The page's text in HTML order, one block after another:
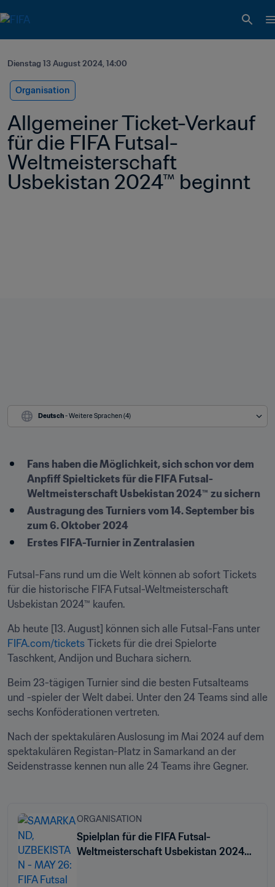
Dienstag 13 August 2024, 14:00
Organisation
Allgemeiner Ticket-Verkauf
für die FIFA Futsal-
Weltmeisterschaft
Usbekistan 2024™ beginnt
Deutsch - Weitere Sprachen (4)
Fans haben die Möglichkeit, sich schon vor dem
Anpfiff Spieltickets für die FIFA Futsal-
Weltmeisterschaft Usbekistan 2024™ zu sichern
Austragung des Turniers vom 14. September bis
zum 6. Oktober 2024
Erstes FIFA-Turnier in Zentralasien
Futsal-Fans rund um die Welt können ab sofort Tickets
für die historische FIFA Futsal-Weltmeisterschaft
Usbekistan 2024™ kaufen.
FIFA.com/tickets Tickets für die drei Spielorte
Taschkent, Andijon und Buchara sichern.
Beim 23-tägigen Turnier sind die besten Futsalteams
und -spieler der Welt dabei. Unter den 24 Teams sind alle
sechs Konföderationen vertreten.
Nach der spektakulären Auslosung im Mai 2024 auf dem
spektakulären Registan-Platz in Samarkand an der
Seidenstrasse kennen nun alle 24 Teams ihre Gegner.
ORGANISATION
Spielplan für die FIFA Futsal-
Weltmeisterschaft Usbekistan 2024™